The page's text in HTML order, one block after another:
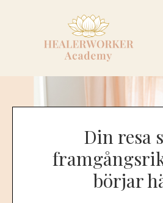
Din resa
börjar